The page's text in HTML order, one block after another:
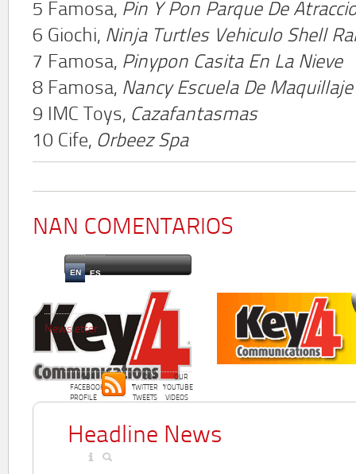
5 Famosa, Pin Y Pon Parque De
6 Giochi, Ninja Turtles Vehiculo Shell
7 Famosa, Pinypon Casita En La Nieve
8 Famosa, Nancy Escuela De Maquillaje
9 IMC Toys, Cazafantasmas
10 Cife, Orbeez Spa
NAN COMENTARIOS
EN ES
OUR
FACEBOOK
PROFILE
OUR
TWITTER
TWEETS
OUR
YOUTUBE
VIDEOS
Newsletter
Headline News